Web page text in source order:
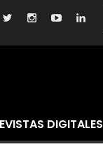
DIGITALES